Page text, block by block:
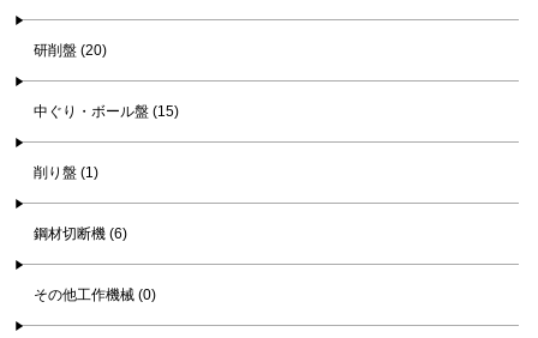
研削盤 (20)
中ぐり・ボール盤 (15)
削り盤 (1)
鋼材切断機 (6)
その他工作機械 (0)